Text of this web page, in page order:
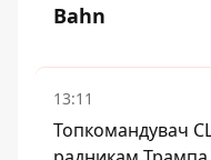
Bahn
13:11
Топкомандувач